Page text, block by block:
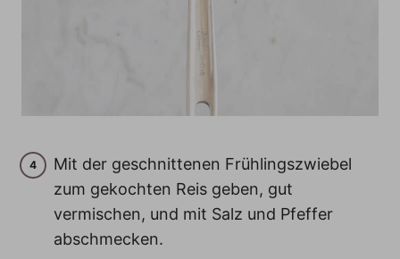
Mit der geschnittenen Frühlingszwiebel
zum gekochten Reis geben, gut
vermischen, und mit Salz und Pfeffer
abschmecken.